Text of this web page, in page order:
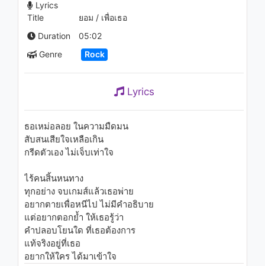
03:53
(Karaoke)
05:26
1.3K - 7 years ago
Lyrics
Title
ยอม / เพื่อเธอ
Duration
05:02
Genre
Rock
Lyrics
ธอเหม่อลอย ในความมืดมน
สับสนเสียใจเหลือเกิน
กรีดตัวเอง ไม่เจ็บเท่าใจ
ไร้คนสิ้นหนทาง
ทุกอย่าง จบเกมส์แล้วเธอพ่าย
อยากตายเพื่อหนีไป ไม่มีคำอธิบาย
แต่อยากตอกย้ำ ให้เธอรู้ว่า
คำปลอบโยนใด ที่เธอต้องการ
แท้จริงอยู่ที่เธอ
อยากให้ใคร ได้มาเข้าใจ